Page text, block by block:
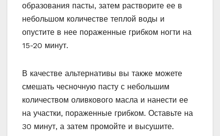
образования пасты, затем растворите ее в
небольшом количестве теплой воды и
опустите в нее пораженные грибком ногти на
15-20 минут.
В качестве альтернативы вы также можете
смешать чесночную пасту с небольшим
количеством оливкового масла и нанести ее
на участки, пораженные грибком. Оставьте на
30 минут, а затем промойте и высушите.